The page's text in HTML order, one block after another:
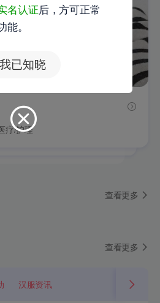
疗/护理
查看更多
查看更多
汉服资讯
名认证后，方可正常
能。
我已知晓